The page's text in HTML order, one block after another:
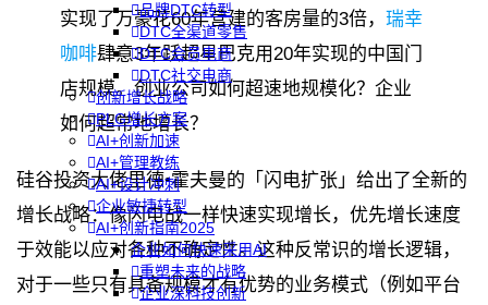
品牌DTC转型
DTC全渠道零售
DTC会员电商
DTC社交电商
创新增长战略
PLG增长方案
AI+创新加速
AI+管理教练
AI+设计冲刺
企业敏捷转型
AI+创新指南2025
企业如何快速采用AI
重塑未来的战略
企业深科技创新
实现了万豪花60年营建的客房量的3倍， 瑞幸
咖啡肆意3年跃超星巴克用20年实现的中国门
店规模。创业公司如何超速地规模化？企业
如何超常地增长？
硅谷投资大佬里德•霍夫曼的「闪电扩张」给出了全新的
增长战略：像闪电战一样快速实现增长，优先增长速度
于效能以应对各种不确定性。这种反常识的增长逻辑，
对于一些只有具备规模才有优势的业务模式（例如平台